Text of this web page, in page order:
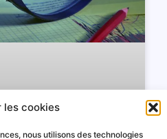
les cookies
nous utilisons des technologies